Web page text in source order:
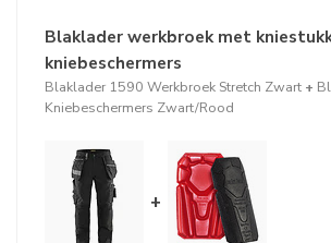
Blaklader werkbroek met
kniebeschermers
Blaklader 1590 Werkbroek Stretch Zwart +
Kniebeschermers Zwart/Rood
+